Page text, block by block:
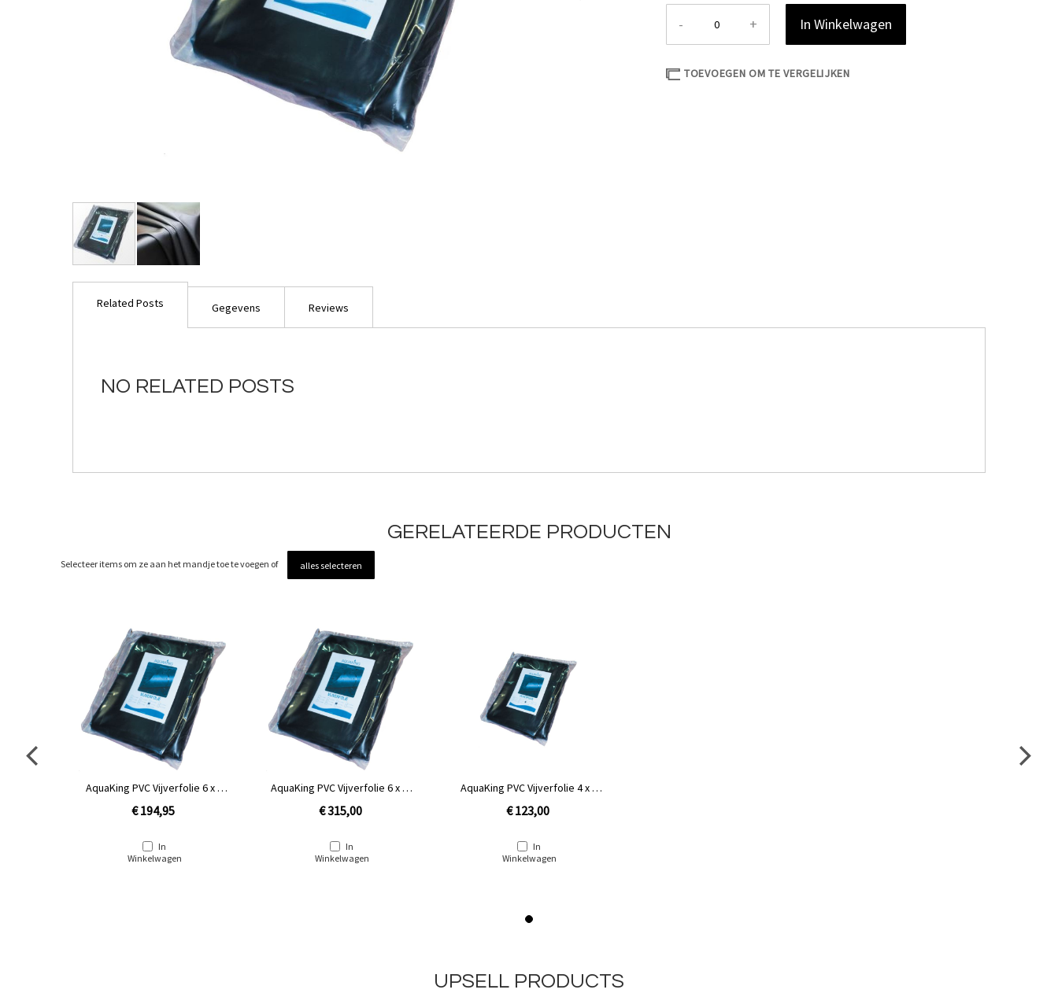
- + In Winkelwagen
TOEVOEGEN OM TE VERGELIJKEN
gallerij
Related Posts
NO RELATED POSTS
Gegevens Reviews
GERELATEERDE PRODUCTEN
Selecteer items om ze aan het mandje toe te voegen of alles selecteren
AquaKing PVC Vijverfolie 6 x 6
€ 194,95
In
Winkelwagen
AquaKing PVC Vijverfolie 6 x 10
€ 315,00
In
Winkelwagen
AquaKing PVC Vijverfolie 4 x 8
€ 123,00
In
Winkelwagen
UPSELL PRODUCTS